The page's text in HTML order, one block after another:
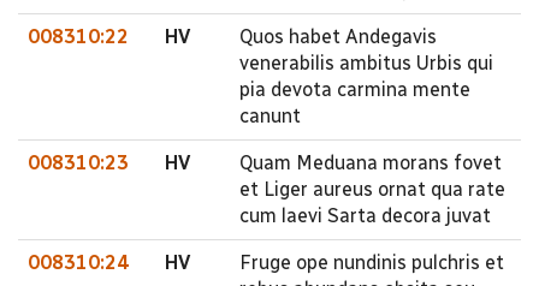
008310:22 HV
Quos habet Andegavis
venerabilis ambitus Urbis qui
pia devota carmina mente
canunt
008310:23 HV
Quam Meduana morans fovet
et Liger aureus ornat qua rate
cum laevi Sarta decora juvat
008310:24 HV
Fruge ope nundinis pulchris et